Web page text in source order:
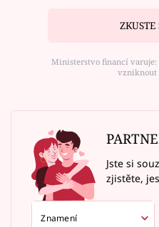
ZKUSTE
Ministerstvo financí varuje:
vzniknout
Jste si
zjistěte,